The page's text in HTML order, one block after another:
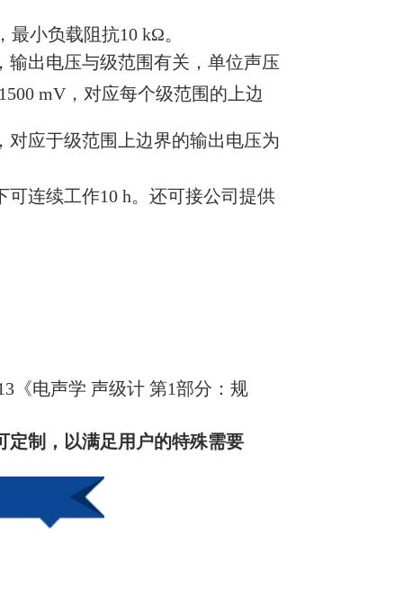
最小负载阻抗10 kΩ。
出电压与级范围有关，单位声压
mV，对应每个级范围的上边
应于级范围上边界的输出电压为
可连续工作10 h。还可接公司提供
《电声学 声级计 第1部分：规
定制，以满足用户的特殊需要